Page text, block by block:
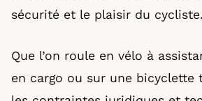
sécurité et le plaisir du cycliste.
Que l’on roule en vélo à
en cargo ou sur une bicyclette